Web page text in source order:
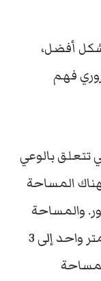
أفضل،
فهم
تتعلق بالوعي
المساحة
والمساحة
الاجتماعية التي تبدأ بشكل عام من متر واحد إلى 3